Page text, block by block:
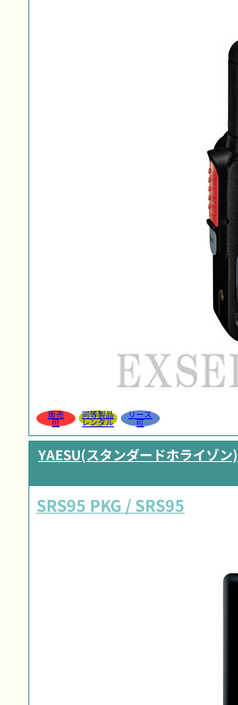
販売
可
同等製品
レンタル
リース
可
YAESU(スタンダードホライゾン)
SRS95 PKG / SRS95